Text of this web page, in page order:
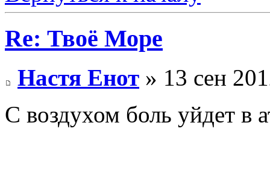
Re: Твоё Море
Настя Енот » 13 сен
С воздухом боль уйдет в